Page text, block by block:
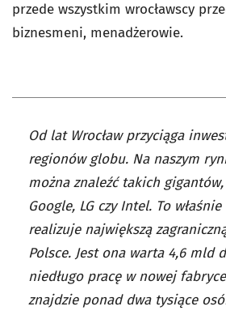
przede wszystkim wrocławscy
biznesmeni, menadżerowie.
Od lat Wrocław przyciąga
regionów globu. Na naszym
można znaleźć takich
Google, LG czy Intel. To
realizuje największą
Polsce. Jest ona warta 4,6 mld
niedługo pracę w nowej
znajdzie ponad dwa tysiące